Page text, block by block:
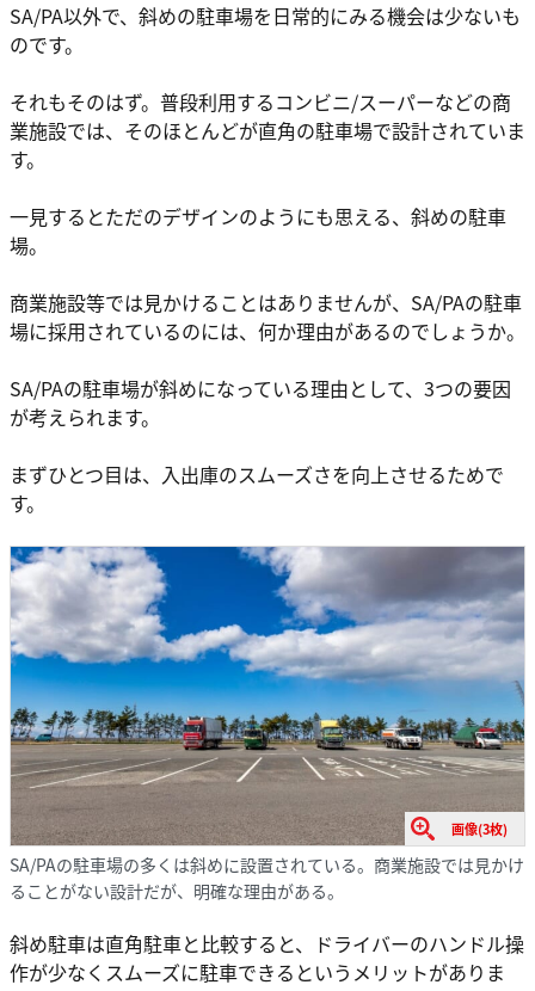
SA/PA以外で、斜めの駐車場を日常的にみる機会は少ないも
のです。
それもそのはず。普段利用するコンビニ/スーパーなどの商
業施設では、そのほとんどが直角の駐車場で設計されていま
す。
一見するとただのデザインのようにも思える、斜めの駐車
場。
商業施設等では見かけることはありませんが、SA/PAの駐車
場に採用されているのには、何か理由があるのでしょうか。
SA/PAの駐車場が斜めになっている理由として、3つの要因
が考えられます。
まずひとつ目は、入出庫のスムーズさを向上させるためで
す。
画像(3枚)
SA/PAの駐車場の多くは斜めに設置されている。商業施設では見かけ
ることがない設計だが、明確な理由がある。
斜め駐車は直角駐車と比較すると、ドライバーのハンドル操
作が少なくスムーズに駐車できるというメリットがありま